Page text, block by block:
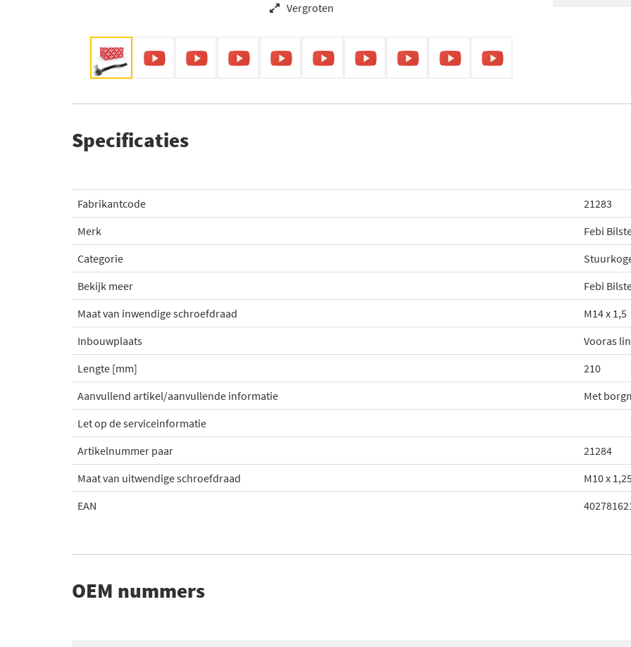
Vergroten
Specificaties
Fabrikantcode
21283
Merk
Febi
Categorie
Bekijk meer
Febi
Maat van inwendige schroefdraad
M14 x 1,5
Inbouwplaats
Vooras
Lengte [mm]
210
Aanvullend artikel/aanvullende informatie
Met
Let op de serviceinformatie
Artikelnummer paar
21284
Maat van uitwendige schroefdraad
M10 x 1,25
EAN
OEM nummers